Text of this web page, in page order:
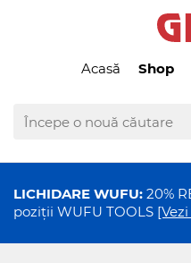
Acasă Shop
LICHIDARE WUFU: 20%
poziții WUFU TOOLS